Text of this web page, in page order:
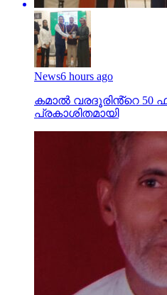
News6 hours ago
കമാൽ വരദൂരിൻ്റെ
പ്രകാശിതമായി